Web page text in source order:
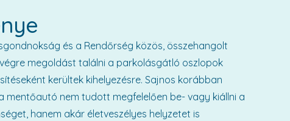
és a Rendőrség közös, összehangolt
megoldást találni a parkolásgátló oszlopok
kerültek kihelyezésre. Sajnos korábban
nem tudott megfelelően be- vagy kiállni a
hanem akár életveszélyes helyzetet is